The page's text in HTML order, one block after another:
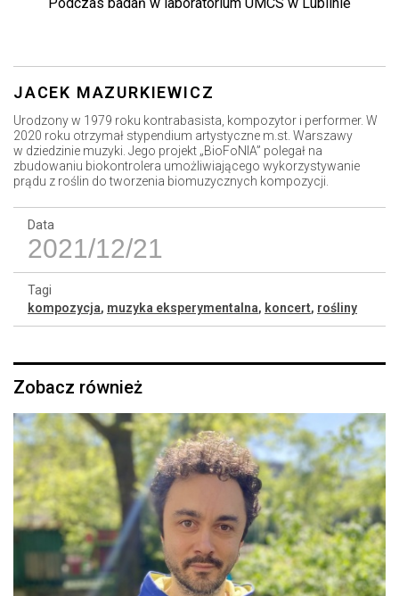
JACEK MAZURKIEWICZ
Urodzony w 1979 roku kontrabasista, kompozytor i performer. W
2020 roku otrzymał stypendium artystyczne m.st. Warszawy
w dziedzinie muzyki. Jego projekt „BioFoNIA” polegał na
zbudowaniu biokontrolera umożliwiającego wykorzystywanie
prądu z roślin do tworzenia biomuzycznych kompozycji.
Data
2021/12/21
Tagi
kompozycja, muzyka eksperymentalna, koncert, rośliny
Zobacz również